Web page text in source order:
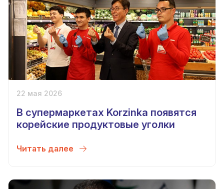
22 мая 2026
В супермаркетах Korzinka появятся
корейские продуктовые уголки
Читать далее